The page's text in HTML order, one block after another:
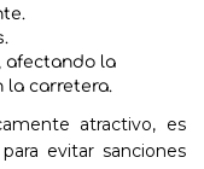
afectando la
la carretera.
atractivo, es
evitar sanciones